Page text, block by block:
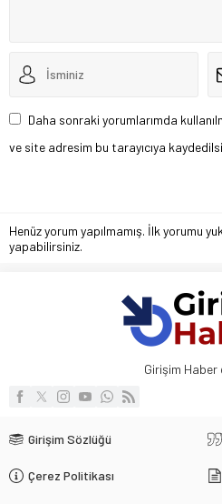
Daha sonraki yorumlarımda
ve site adresim bu tarayıcıya
Henüz yorum yapılmamış. İlk yorumu
yapabilirsiniz.
Girişim Haber
Girişim Sözlüğü
Çerez Politikası